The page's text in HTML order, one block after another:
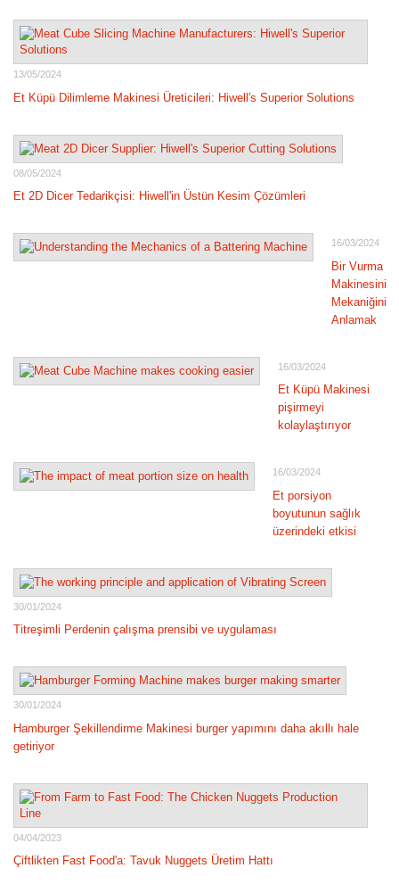
13/05/2024
Et Küpü Dilimleme Makinesi Üreticileri: Hiwell's Superior Solutions
08/05/2024
Et 2D Dicer Tedarikçisi: Hiwell'in Üstün Kesim Çözümleri
16/03/2024
Bir Vurma
Makinesinin
Mekaniğini
Anlamak
16/03/2024
Et Küpü Makinesi
pişirmeyi
kolaylaştırıyor
16/03/2024
Et porsiyon
boyutunun sağlık
üzerindeki etkisi
30/01/2024
Titreşimli Perdenin çalışma prensibi ve uygulaması
30/01/2024
Hamburger Şekillendirme Makinesi burger yapımını daha akıllı hale
getiriyor
04/04/2023
Çiftlikten Fast Food'a: Tavuk Nuggets Üretim Hattı